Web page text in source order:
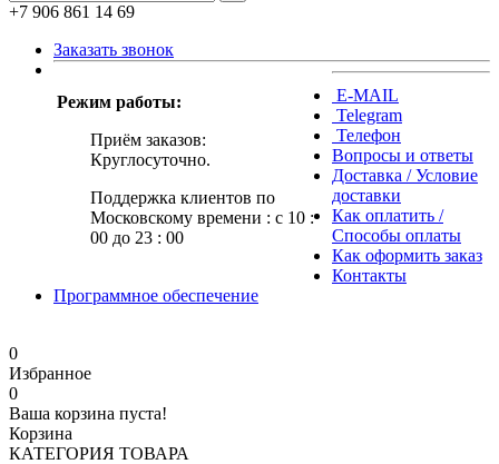
+7 906 861 14 69
Заказать звонок
Режим работы:
Приём заказов:
Круглосуточно.
Поддержка клиентов по
Московскому времени : с 10 :
00 до 23 : 00
E-MAIL
Telegram
Телефон
Вопросы и ответы
Доставка / Условие
доставки
Как оплатить /
Способы оплаты
Как оформить заказ
Контакты
Программное обеспечение
0
Избранное
0
Ваша корзина пуста!
Корзина
КАТЕГОРИЯ ТОВАРА